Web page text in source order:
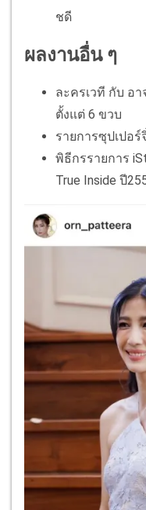
ชดี
ผลงานอื่น ๆ
ละครเวที กับ อ
ตั้งแต่ 6 ขวบ
รายการซุปเปอ
พิธีกรรายการ
True Inside ปี